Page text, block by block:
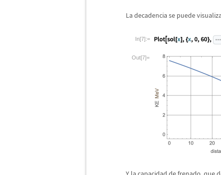
La decadencia se puede
In[7]:=
Out[7]=